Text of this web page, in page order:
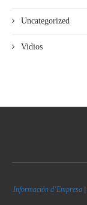
Uncategorized
Vidios
Información d’Empresa |